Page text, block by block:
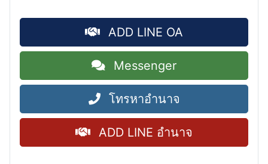
ADD LINE OA
Messenger
โทรหาอำนาจ
ADD LINE อำนาจ